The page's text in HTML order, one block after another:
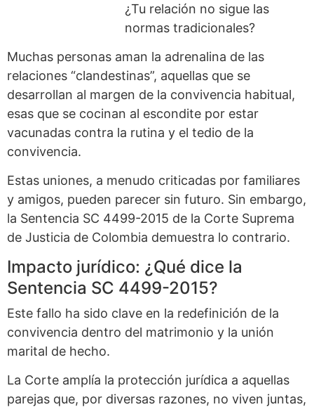
¿Tu relación no sigue las
normas tradicionales?
Muchas personas aman la adrenalina de las
relaciones “clandestinas”, aquellas que se
desarrollan al margen de la convivencia habitual,
esas que se cocinan al escondite por estar
vacunadas contra la rutina y el tedio de la
convivencia.
Estas uniones, a menudo criticadas por familiares
y amigos, pueden parecer sin futuro. Sin embargo,
la Sentencia SC 4499-2015 de la Corte Suprema
de Justicia de Colombia demuestra lo contrario.
Impacto jurídico: ¿Qué dice la
Sentencia SC 4499-2015?
Este fallo ha sido clave en la redefinición de la
convivencia dentro del matrimonio y la unión
marital de hecho.
La Corte amplía la protección jurídica a aquellas
parejas que, por diversas razones, no viven juntas,